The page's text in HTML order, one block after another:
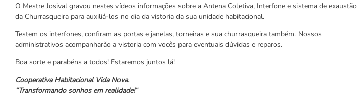
O Mestre Josival gravou nestes vídeos informações sobre a Antena Coletiva, Interfone e sistema de exaustão
da Churrasqueira para auxiliá-los no dia da vistoria da sua unidade habitacional.
Testem os interfones, confiram as portas e janelas, torneiras e sua churrasqueira também. Nossos
administrativos acompanharão a vistoria com vocês para eventuais dúvidas e reparos.
Boa sorte e parabéns a todos! Estaremos juntos lá!
Cooperativa Habitacional Vida Nova.
“Transformando sonhos em realidade!”